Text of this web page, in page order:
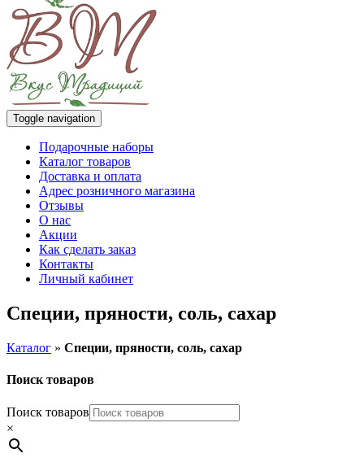
Toggle navigation
Подарочные наборы
Каталог товаров
Доставка и оплата
Адрес розничного магазина
Отзывы
О нас
Акции
Как сделать заказ
Контакты
Личный кабинет
Специи, пряности, соль, сахар
Каталог » Специи, пряности, соль, сахар
Поиск товаров
Поиск товаров
×